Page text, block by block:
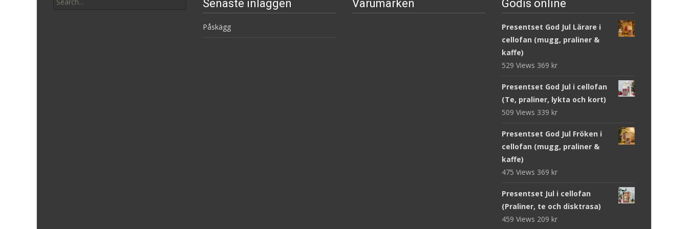
for: Senaste inläggen
Påskägg
Varumärken Godis online
Presentset God Jul Lärare i
cellofan (mugg, praliner &
kaffe)
529 Views 369 kr
Presentset God Jul i cellofan
(Te, praliner, lykta och kort)
509 Views 339 kr
Presentset God Jul Fröken i
cellofan (mugg, praliner &
kaffe)
475 Views 369 kr
Presentset Jul i cellofan
(Praliner, te och disktrasa)
459 Views 209 kr